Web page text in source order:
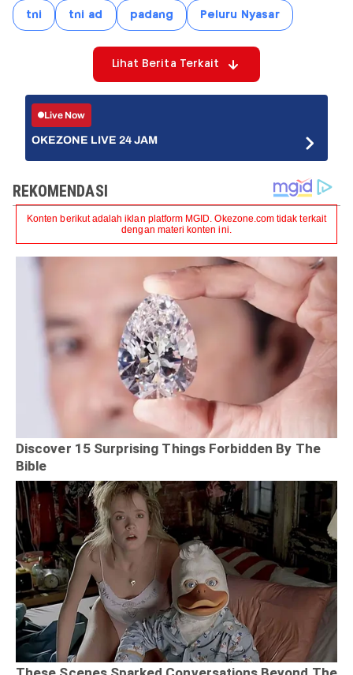
tni tni ad padang Peluru Nyasar
Lihat Berita Terkait
Live Now
OKEZONE LIVE 24 JAM